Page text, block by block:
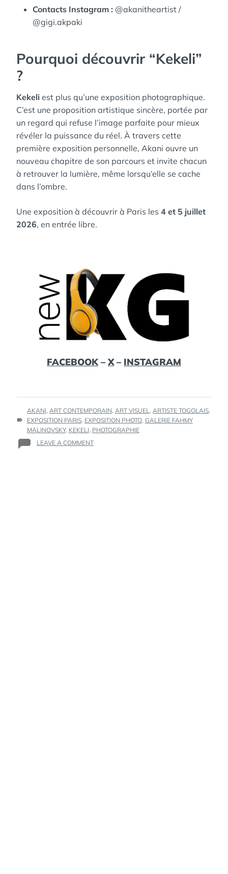
Contacts Instagram : @akanitheartist /
@gigi.akpaki
Pourquoi découvrir “Kekeli”
?
Kekeli est plus qu’une exposition photographique.
C’est une proposition artistique sincère, portée par
un regard qui refuse l’image parfaite pour mieux
révéler la puissance du réel. À travers cette
première exposition personnelle, Akani ouvre un
nouveau chapitre de son parcours et invite chacun
à retrouver la lumière, même lorsqu’elle se cache
dans l’ombre.
Une exposition à découvrir à Paris les 4 et 5 juillet
2026, en entrée libre.
FACEBOOK–X– INSTAGRAM
TAGS
:
AKANI, ART CONTEMPORAIN, ART VISUEL , ARTISTE TOGOLAIS,
EXPOSITION PARIS, EXPOSITION PHOTO, GALERIE FAHMY
MALINOVSKY, KEKELI, PHOTOGRAPHIE
LEAVE A COMMENTON